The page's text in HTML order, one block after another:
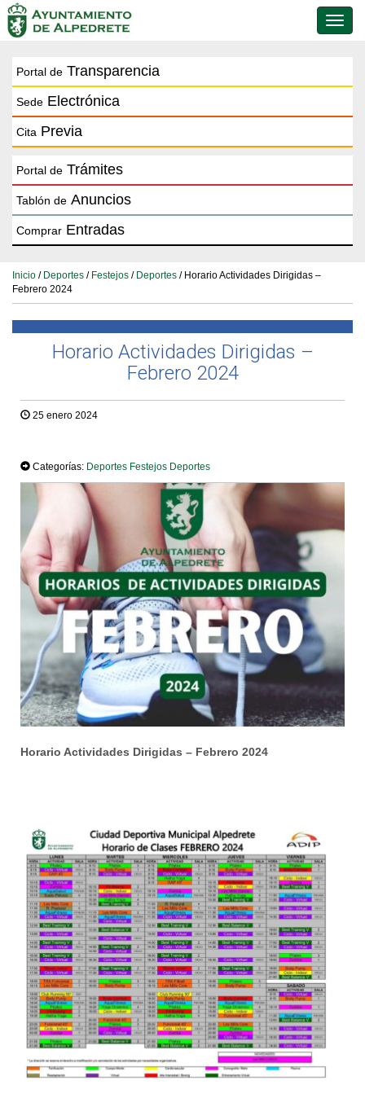
de
Portal de Transparencia
Sede Electrónica
Cita Previa
Portal de Trámites
Tablón de Anuncios
Comprar Entradas
Inicio / Deportes / Festejos / Deportes / Horario Actividades Dirigidas –
Febrero 2024
Horario Actividades Dirigidas –
Febrero 2024
25 enero 2024
Categorías: Deportes Festejos Deportes
Horario Actividades Dirigidas – Febrero 2024